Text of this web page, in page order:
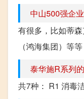
中山500强企
有很多，比如蒂
（鸿海集团）等等
泰华施R系列
共7种： R1 消毒